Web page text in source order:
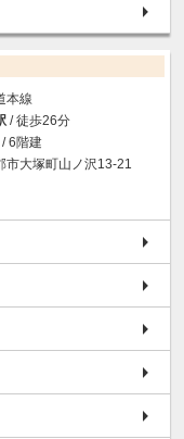
本線
/ 徒歩26分
6階建
市大塚町山ノ沢13-21